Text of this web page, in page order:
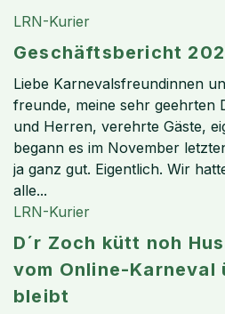
LRN-Kurier
Geschäftsbericht
Liebe Karnevalsfreundinnen
freunde, meine sehr geehrten
und Herren, verehrte Gäste,
begann es im November
ja ganz gut. Eigentlich. Wir
alle...
LRN-Kurier
D´r Zoch kütt noh
vom Online-Karneval
bleibt